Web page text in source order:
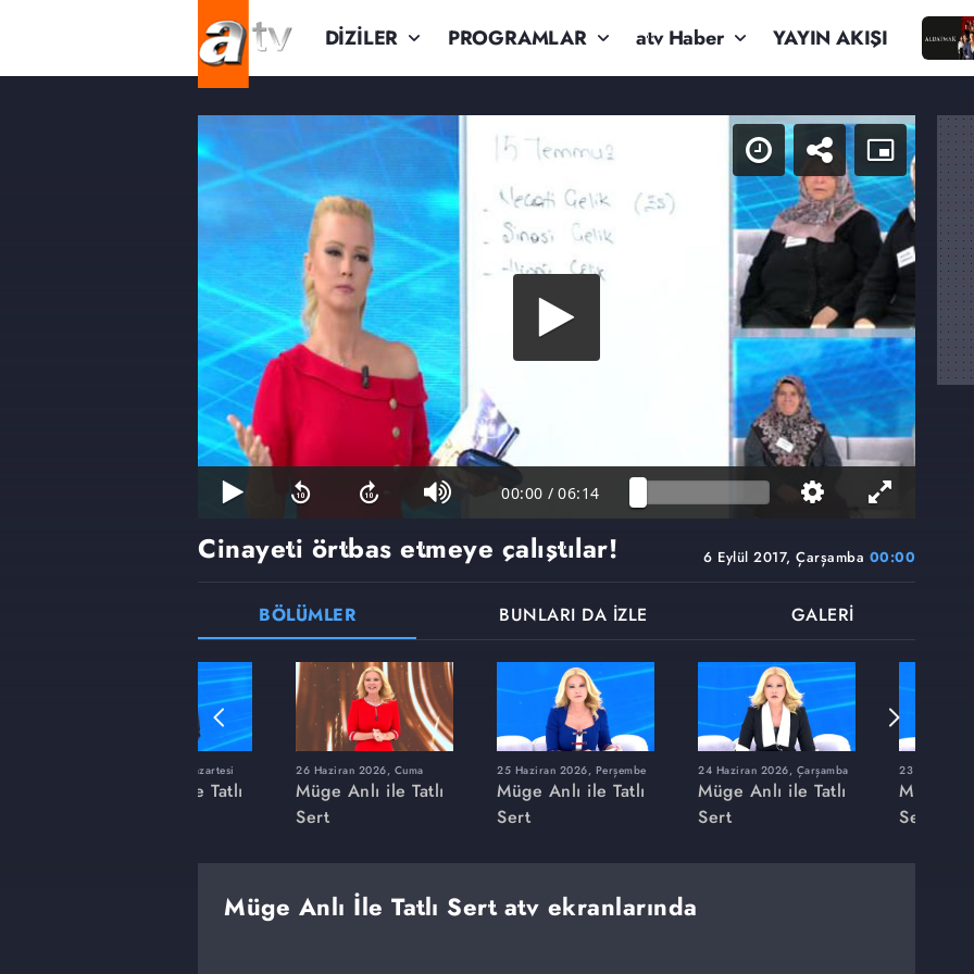
DİZİLER PROGRAMLAR atv Haber YAYIN AKIŞI
00:00 / 06:14
6 Eylül 2017, Çarşamba 00:00
Cinayeti örtbas etmeye çalıştılar!
BÖLÜMLER BUNLARI DA İZLE GALERİ
8 Haziran 2026, Pazartesi
Müge Anlı ile Tatlı
26 Haziran 2026, Cuma
Müge Anlı ile Tatlı
Sert
25 Haziran 2026, Perşembe
Müge Anlı ile Tatlı
Sert
24 Haziran 2026, Çarşamba
Müge Anlı ile Tatlı
Sert
23 Haziran
Müge
Sert
Müge Anlı İle Tatlı Sert atv ekranlarında